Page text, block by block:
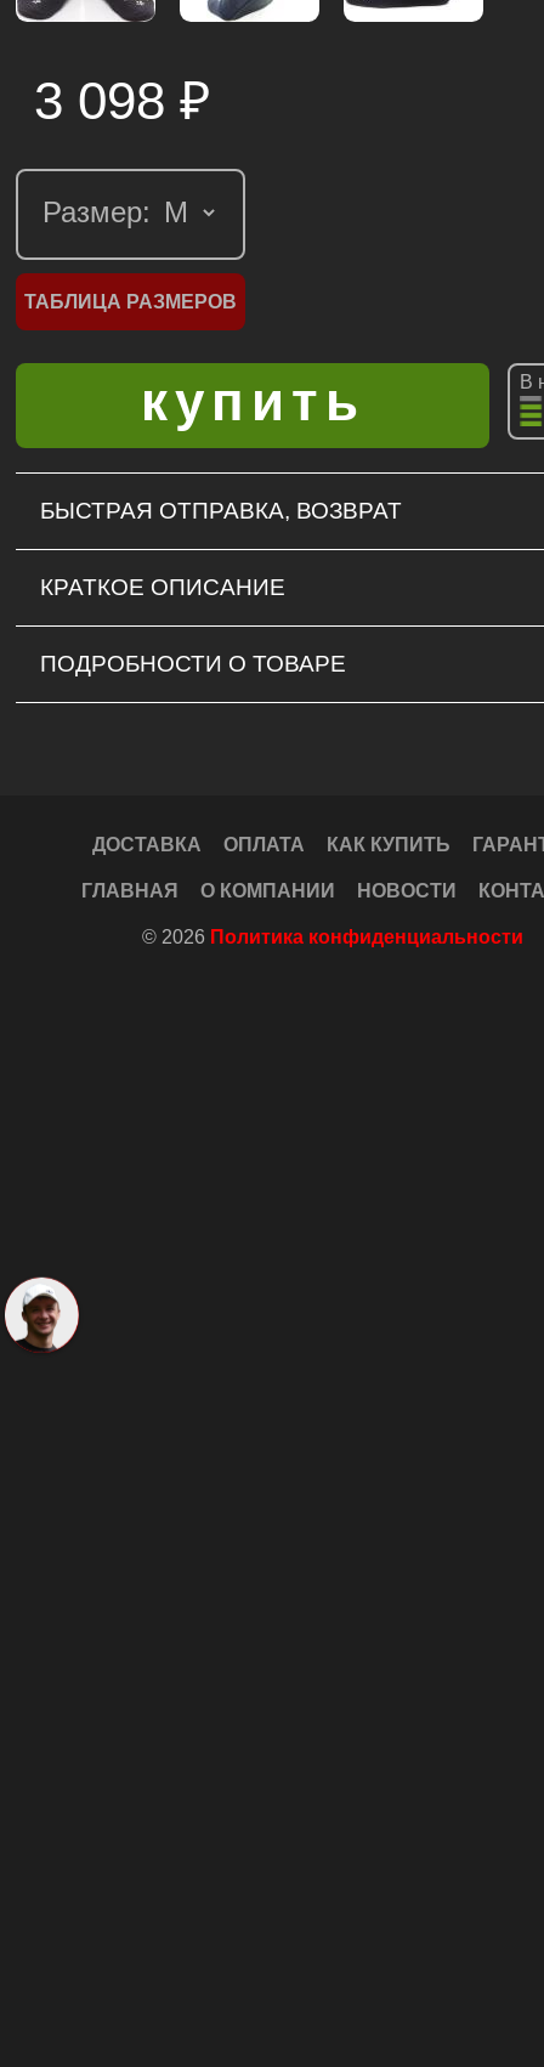
3 098 ₽
Размер:
ТАБЛИЦА РАЗМЕРОВ
В
БЫСТРАЯ ОТПРАВКА, ВОЗВРАТ
КРАТКОЕ ОПИСАНИЕ
ПОДРОБНОСТИ О ТОВАРЕ
ДОСТАВКА ОПЛАТА КАК КУПИТЬ
ГЛАВНАЯ О КОМПАНИИ НОВОСТИ
© 2026 Политика конфиденциальности